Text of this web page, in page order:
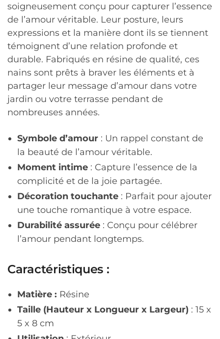
soigneusement conçu pour capturer l’essence
de l’amour véritable. Leur posture, leurs
expressions et la manière dont ils se tiennent
témoignent d’une relation profonde et
durable. Fabriqués en résine de qualité, ces
nains sont prêts à braver les éléments et à
partager leur message d’amour dans votre
jardin ou votre terrasse pendant de
nombreuses années.
Symbole d’amour : Un rappel constant de
la beauté de l’amour véritable.
Moment intime : Capture l’essence de la
complicité et de la joie partagée.
Décoration touchante : Parfait pour ajouter
une touche romantique à votre espace.
Durabilité assurée : Conçu pour célébrer
l’amour pendant longtemps.
Caractéristiques :
Matière : Résine
Taille (Hauteur x Longueur x Largeur) : 15 x
5 x 8 cm